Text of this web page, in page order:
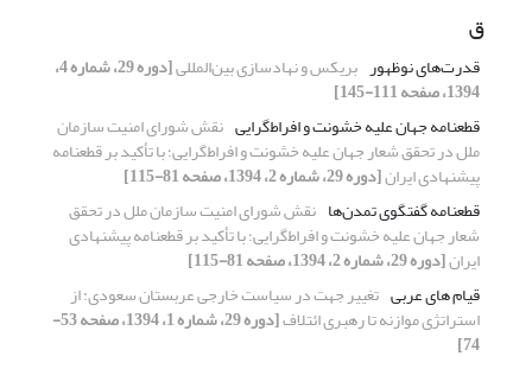
ق
قدرت‌های نوظهور بریکس و نهادسازی بین‌المللی [دوره 29، شماره 4،
1394، صفحه 111-145]
قطعنامه جهان علیه خشونت و افراط‌گرایی نقش شورای امنیت سازمان
ملل در تحقق شعار جهان علیه خشونت و افراط‌گرایی؛ با تأکید بر قطعنامه
پیشنهادی ایران[دوره 29، شماره 2، 1394، صفحه 81-115]
قطعنامه گفتگوی تمدن‌ها نقش شورای امنیت سازمان ملل در تحقق
شعار جهان علیه خشونت و افراط‌گرایی؛ با تأکید بر قطعنامه پیشنهادی
ایران[دوره 29، شماره 2، 1394، صفحه 81-115]
قیام های عربی تغییر جهت در سیاست خارجی عربستان سعودی: از
استراتژی موازنه تا رهبری ائتلاف [دوره 29، شماره 1، 1394، صفحه 53-
74]